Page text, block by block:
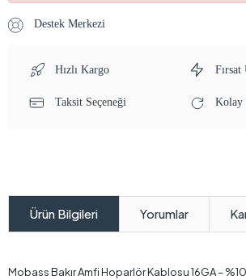
Destek Merkezi
Hızlı Kargo Fırsat
Taksit Seçeneği Kolay
Ürün Bilgileri Yorumlar
Mobass Bakır Amfi Hoparlör Kablosu 16GA –